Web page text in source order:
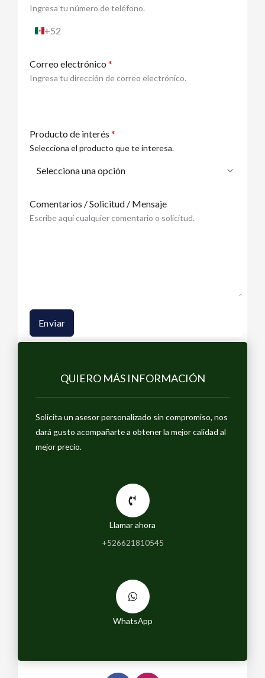
F
a
I
n
QUIERO MÁS INFORMACIÓN
Solicita un asesor personalizado sin compromiso, nos
dará gusto acompañarte a obtener la mejor calidad al
mejor precio.
Llamar ahora
+526621810545
WhatsApp
Ingresa tu número de teléfono.
México
+52
Correo electrónico *
Ingresa tu dirección de correo electrónico.
Producto de interés *
Selecciona el producto que te interesa.
Comentarios / Solicitud / Mensaje
Escribe aquí cualquier comentario o solicitud.
Enviar